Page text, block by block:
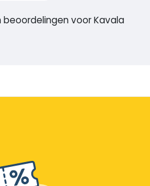
beoordelingen voor Kavala